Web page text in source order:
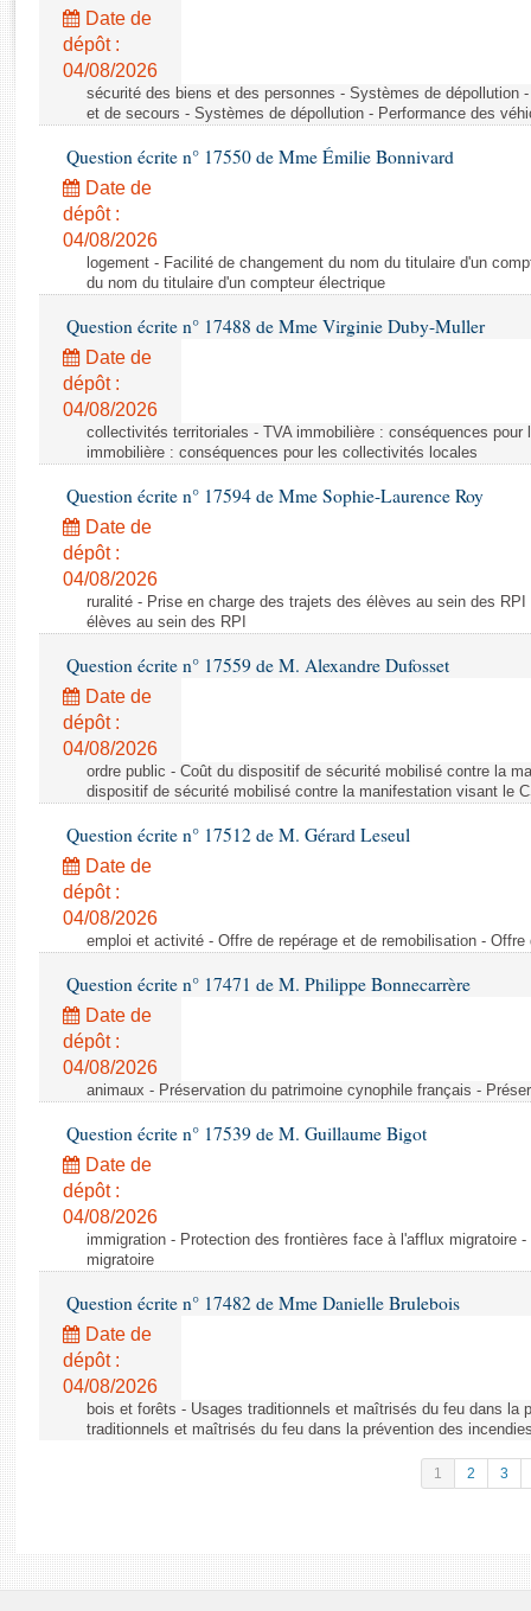
Rapports législatifs
Rapports sur l'application des lois
Baromètre de l’application des lois
Dossiers législatifs
Budget et sécurité sociale
Questions écrites et orales
Comptes rendus des débats
Date de
dépôt :
04/08/2026
sécurité des biens et des personnes - Systèmes de dépollution
et de secours - Systèmes de dépollution - Performance des
Question écrite n° 17550 de Mme Émilie Bonnivard
Date de
dépôt :
04/08/2026
logement - Facilité de changement du nom du titulaire d'un
du nom du titulaire d'un compteur électrique
Question écrite n° 17488 de Mme Virginie Duby-Muller
Date de
dépôt :
04/08/2026
collectivités territoriales - TVA immobilière : conséquences
immobilière : conséquences pour les collectivités locales
Question écrite n° 17594 de Mme Sophie-Laurence Roy
Date de
dépôt :
04/08/2026
ruralité - Prise en charge des trajets des élèves au sein des
élèves au sein des RPI
Question écrite n° 17559 de M. Alexandre Dufosset
Date de
dépôt :
04/08/2026
ordre public - Coût du dispositif de sécurité mobilisé contre la
dispositif de sécurité mobilisé contre la manifestation visant le
Question écrite n° 17512 de M. Gérard Leseul
Date de
dépôt :
04/08/2026
emploi et activité - Offre de repérage et de remobilisation -
Question écrite n° 17471 de M. Philippe Bonnecarrère
Date de
dépôt :
04/08/2026
animaux - Préservation du patrimoine cynophile français -
Question écrite n° 17539 de M. Guillaume Bigot
Date de
dépôt :
04/08/2026
immigration - Protection des frontières face à l'afflux migratoire
migratoire
Question écrite n° 17482 de Mme Danielle Brulebois
Date de
dépôt :
04/08/2026
bois et forêts - Usages traditionnels et maîtrisés du feu dans la
traditionnels et maîtrisés du feu dans la prévention des
1 2 3